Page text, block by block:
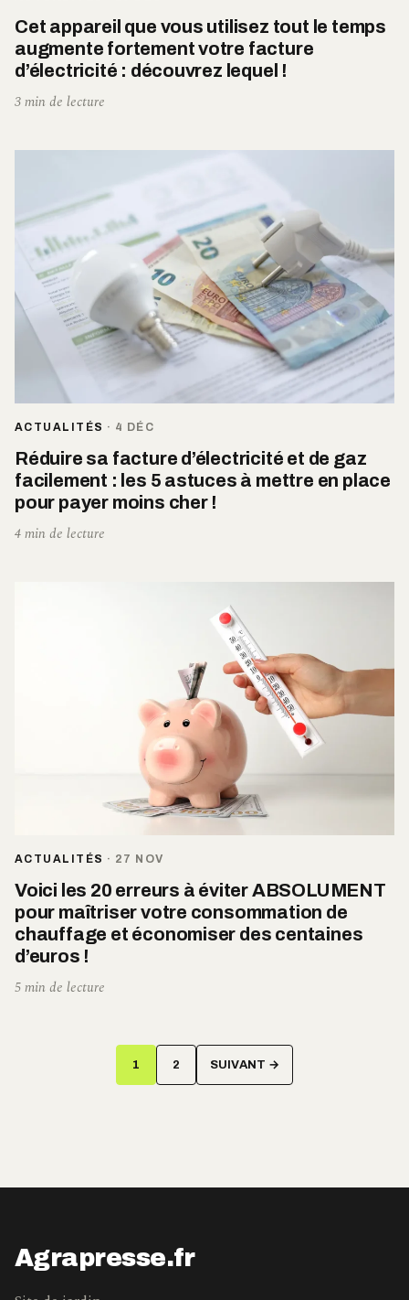
Cet appareil que vous utilisez tout le temps
augmente fortement votre facture
d’électricité : découvrez lequel !
3 min de lecture
ACTUALITÉS · 4 DÉC
Réduire sa facture d’électricité et de gaz
facilement : les 5 astuces à mettre en place
pour payer moins cher !
4 min de lecture
ACTUALITÉS · 27 NOV
Voici les 20 erreurs à éviter ABSOLUMENT
pour maîtriser votre consommation de
chauffage et économiser des centaines
d’euros !
5 min de lecture
Pagination
des
1 2 SUIVANT →
Agrapresse.fr